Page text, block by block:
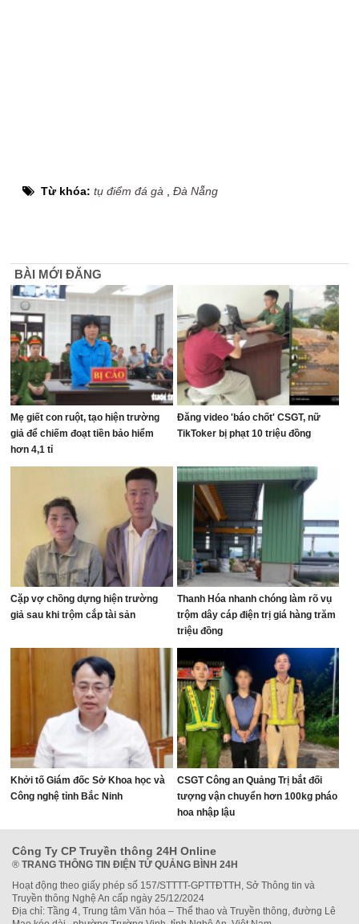
Từ khóa:tụ điểm đá gà ,Đà Nẵng
BÀI MỚI ĐĂNG
Mẹ giết con ruột, tạo hiện trường
giả để chiếm đoạt tiền bảo hiểm
hơn 4,1 tỉ
Đăng video 'báo chốt' CSGT, nữ
TikToker bị phạt 10 triệu đồng
Cặp vợ chồng dựng hiện trường
giả sau khi trộm cắp tài sản
Thanh Hóa nhanh chóng làm rõ vụ
trộm dây cáp điện trị giá hàng trăm
triệu đồng
Khởi tố Giám đốc Sở Khoa học và
Công nghệ tỉnh Bắc Ninh
CSGT Công an Quảng Trị bắt đối
tượng vận chuyển hơn 100kg pháo
hoa nhập lậu
Công Ty CP Truyền thông 24H Online
® TRANG THÔNG TIN ĐIỆN TỬ QUẢNG BÌNH 24H
Hoạt động theo giấy phép số 157/STTTT-GPTTĐTTH, Sở Thông tin và
Truyền thông Nghệ An cấp ngày 25/12/2024
Địa chỉ: Tầng 4, Trung tâm Văn hóa – Thể thao và Truyền thông, đường Lê